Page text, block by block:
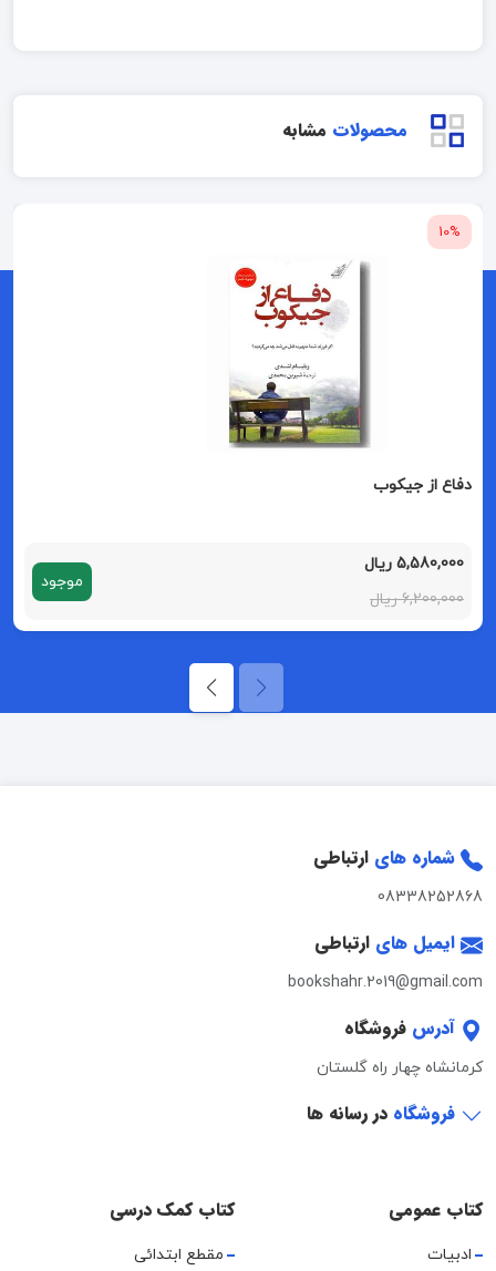
محصولات مشابه
10%
دفاع از جیکوب
5,580,000 ریال
6,200,000 ریال
موجود
شماره های ارتباطی
08338252868
ایمیل های ارتباطی
bookshahr.2019@gmail.com
آدرس فروشگاه
کرمانشاه چهار راه گلستان
فروشگاه در رسانه ها
کتاب عمومی
ادبیات
کتاب کمک درسی
مقطع ابتدائی